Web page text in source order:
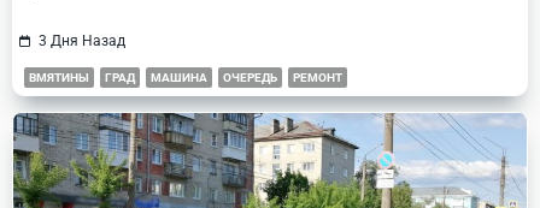
3 Дня Назад
ВМЯТИНЫ ГРАД МАШИНА ОЧЕРЕДЬ РЕМОНТ